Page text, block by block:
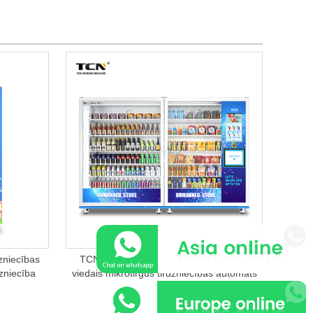
TCN-NMM-16V(V22) bezpilota veikala
viedais mikrotirgus tirdzniecības automāts